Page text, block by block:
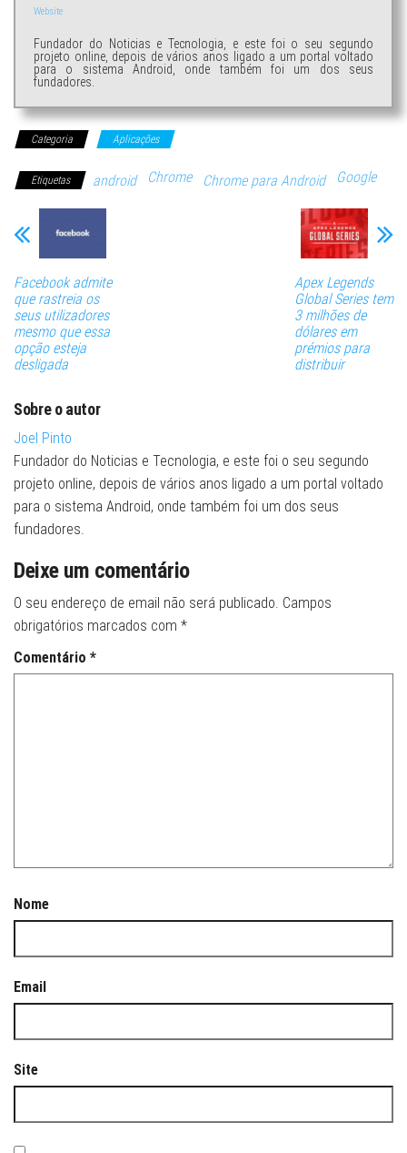
Website
Fundador do Noticias e Tecnologia, e este foi o seu segundo
projeto online, depois de vários anos ligado a um portal voltado
para o sistema Android, onde também foi um dos seus
fundadores.
Categoria Aplicações
Etiquetas android Chrome Chrome para Android Google
Facebook admite
que rastreia os
seus utilizadores
mesmo que essa
opção esteja
desligada
Apex Legends
Global Series tem
3 milhões de
dólares em
prémios para
distribuir
Sobre o autor
Joel Pinto
Fundador do Noticias e Tecnologia, e este foi o seu segundo
projeto online, depois de vários anos ligado a um portal voltado
para o sistema Android, onde também foi um dos seus
fundadores.
Deixe um comentário
O seu endereço de email não será publicado. Campos
obrigatórios marcados com *
Comentário *
Nome
Email
Site